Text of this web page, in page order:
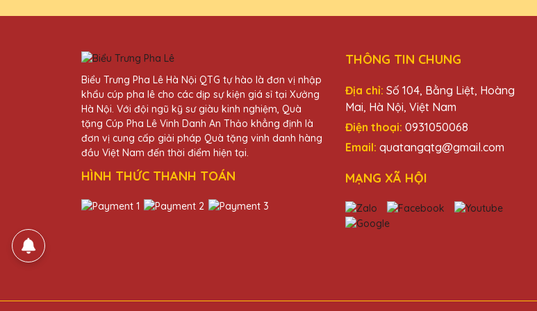
Ngô Thị Thanh
27/11/2025
Dịch vụ khách hàng của Quà Tặng Pha Lê QTG rất tận tâm và chuyên
Dương Văn Hải
Cảm ơn Quà Tặng Pha Lê QTG đã làm cho sự kiện của chúng tôi thêm phần
Ngô Thị Nhàn
Biểu Trưng Pha Lê Hà Nội QTG tự hào là đơn vị nhập
khẩu cúp pha lê cho các dịp sự kiện giá sỉ tại Xưởng
Hà Nội. Với đội ngũ kỹ sư giàu kinh nghiệm, Quà
tặng Cúp Pha Lê Vinh Danh An Thảo khẳng định là
đơn vị cung cấp giải pháp Quà tặng vinh danh hàng
đầu Việt Nam đến thời điểm hiện tại.
HÌNH THỨC THANH TOÁN
THÔNG TIN CHUNG
Địa chỉ: Số 104, Bằng Liệt, Hoàng
Mai, Hà Nội, Việt Nam
Điện thoại: 0931050068
Email: quatangqtg@gmail.com
MẠNG XÃ HỘI